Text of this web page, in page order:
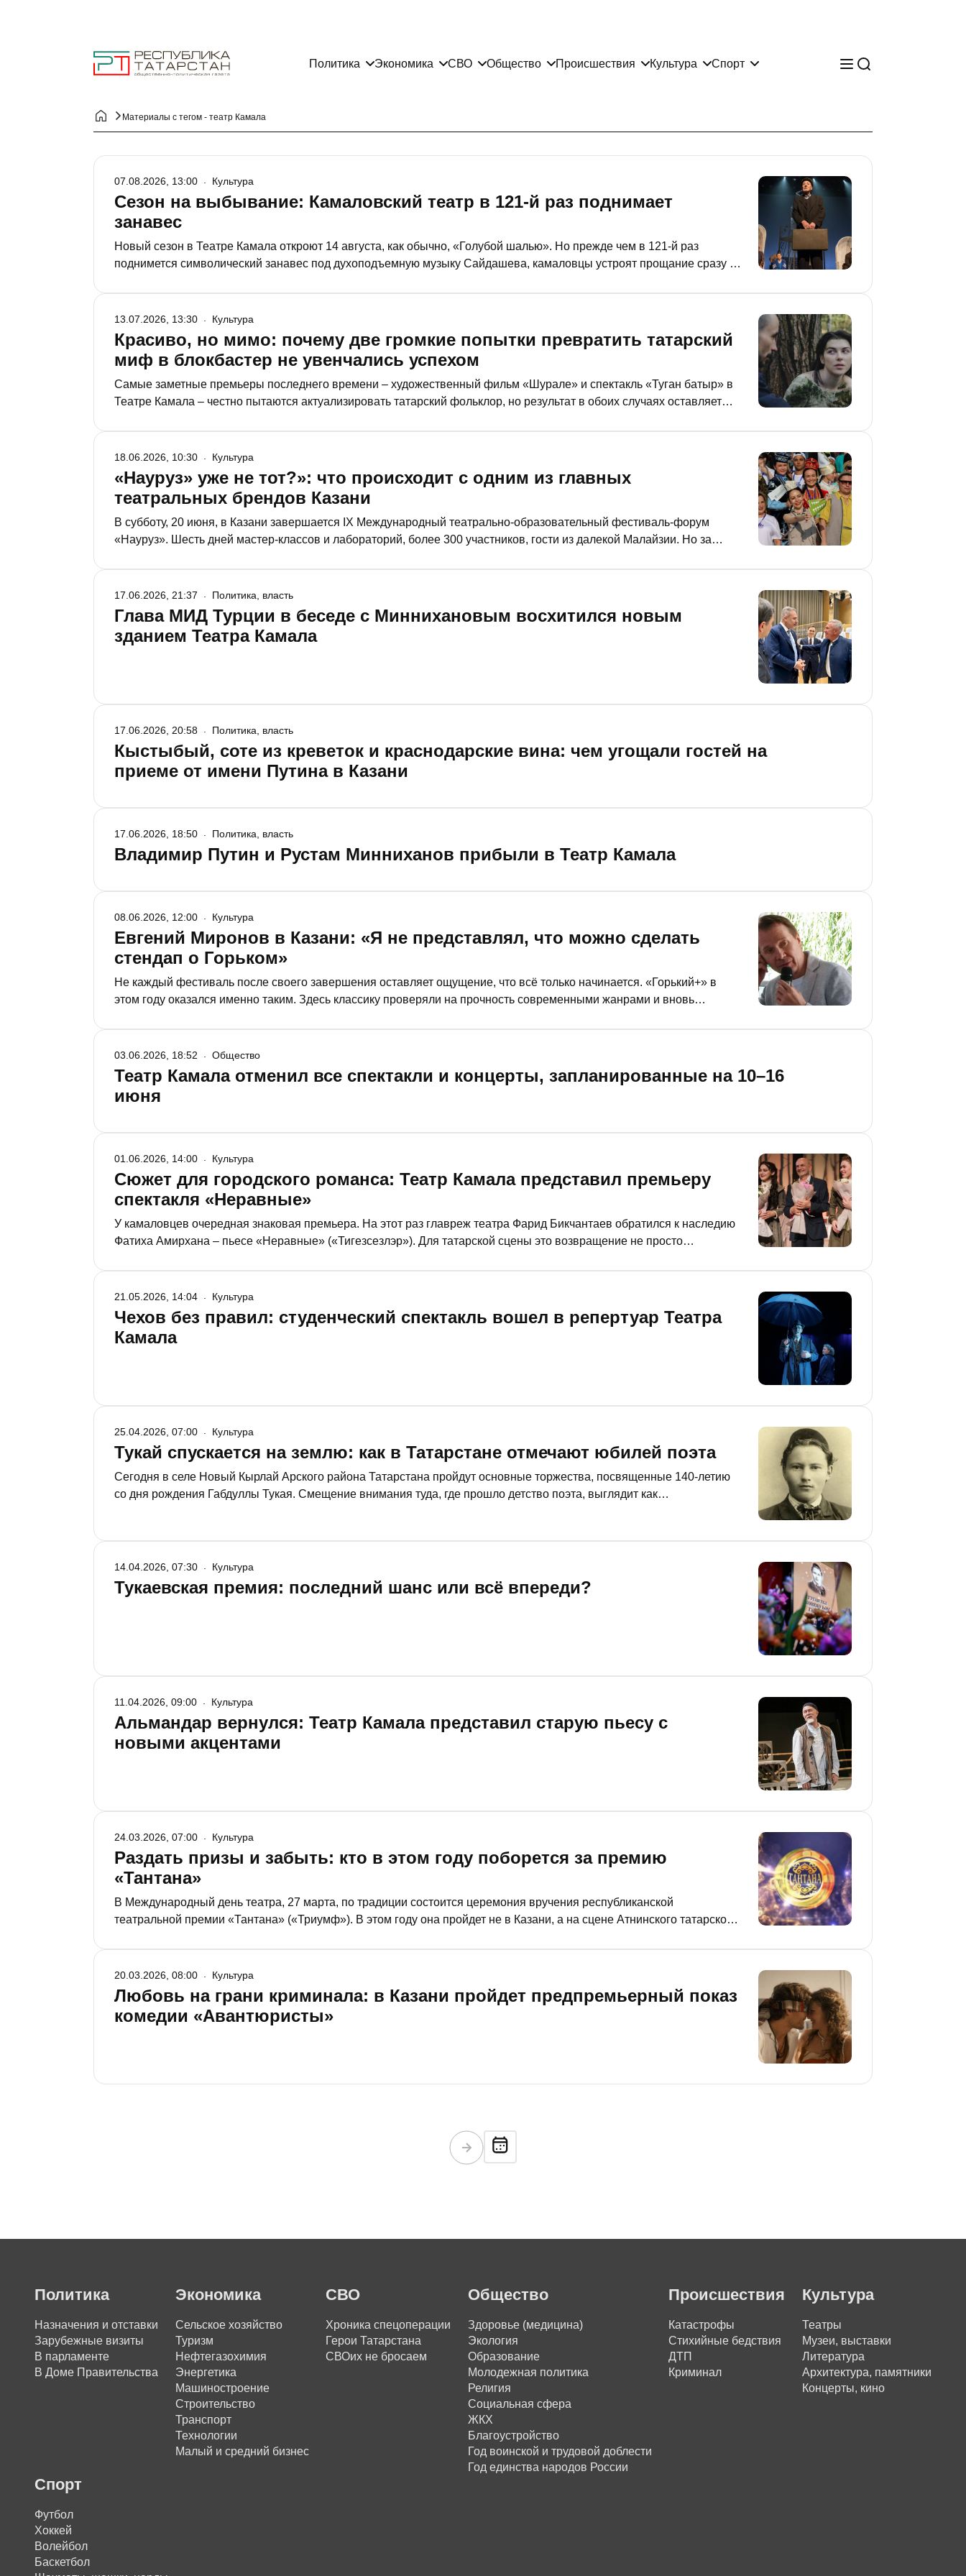
Политика Экономика СВО Общество Происшествия Культура Спорт
Материалы с тегом - театр Камала
Сезон на выбывание: Камаловский театр в 121-й раз поднимает
занавес
Новый сезон в Теат­ре Камала откроют 14 августа, как обычно, «Голубой шалью». Но преж­де чем в 121-й раз
поднимется символический занавес под духоподъемную музыку Сайдашева, камаловцы устроят прощание сразу с
07.08.2026, 13:00 Культура
Красиво, но мимо: почему две громкие попытки превратить татарский
миф в блокбастер не увенчались успехом
Самые заметные премьеры последнего времени – художественный фильм «Шурале» и спектакль «Туган батыр» в
Театре Камала – честно пытаются актуализировать татарский фольклор, но результат в обоих случаях оставляет
13.07.2026, 13:30 Культура
«Науруз» уже не тот?»: что происходит с одним из главных
театральных брендов Казани
В субботу, 20 июня, в Казани завершается IX Международный театрально-образовательный фестиваль-форум
«Науруз». Шесть дней мастер-классов и лабораторий, более 300 участников, гости из далекой Малайзии. Но за
некогда форум превращается в курсы повышения квалификации, – в материале «РТ».
18.06.2026, 10:30 Культура
Глава МИД Турции в беседе с Миннихановым восхитился новым
зданием Театра Камала
17.06.2026, 21:37 Политика, власть
Кыстыбый, соте из креветок и краснодарские вина: чем угощали гостей на
приеме от имени Путина в Казани
17.06.2026, 20:58 Политика, власть
Владимир Путин и Рустам Минниханов прибыли в Театр Камала
17.06.2026, 18:50 Политика, власть
Евгений Миронов в Казани: «Я не представлял, что можно сделать
стендап о Горьком»
Не каждый фестиваль после своего завершения оставляет ощущение, что всё только начинается. «Горький+» в
этом году оказался именно таким. Здесь классику проверяли на прочность современными жанрами и вновь
08.06.2026, 12:00 Культура
Театр Камала отменил все спектакли и концерты, запланированные на 10–16
июня
03.06.2026, 18:52 Общество
Сюжет для городского романса: Театр Камала представил премьеру
спектакля «Неравные»
У камаловцев очередная знаковая премьера. На этот раз главреж театра Фарид Бикчантаев обратился к наследию
Фатиха Амирхана – пьесе «Неравные» («Тигезсезлэр»). Для татарской сцены это возвращение не просто
01.06.2026, 14:00 Культура
Чехов без правил: студенческий спектакль вошел в репертуар Театра
Камала
21.05.2026, 14:04 Культура
Тукай спускается на землю: как в Татарстане отмечают юбилей поэта
Сегодня в селе Новый Кырлай Арского района Татарстана пройдут основные торжества, посвященные 140-летию
со дня рождения Габдуллы Тукая. Смещение внимания туда, где прошло детство поэта, выглядит как
25.04.2026, 07:00 Культура
Тукаевская премия: последний шанс или всё впереди?
14.04.2026, 07:30 Культура
Альмандар вернулся: Театр Камала представил старую пьесу с
новыми акцентами
11.04.2026, 09:00 Культура
Раздать призы и забыть: кто в этом году поборется за премию
«Тантана»
В Международный день театра, 27 марта, по традиции состоится церемония вручения республиканской
театральной премии «Тантана» («Триумф»). В этом году она пройдет не в Казани, а на сцене Атнинского татарского
24.03.2026, 07:00 Культура
Любовь на грани криминала: в Казани пройдет предпремьерный показ
комедии «Авантюристы»
20.03.2026, 08:00 Культура
Политика
Назначения и отставки
Зарубежные визиты
В парламенте
В Доме Правительства
Экономика
Сельское хозяйство
Туризм
Нефтегазохимия
Энергетика
Машиностроение
Строительство
Транспорт
Технологии
Малый и средний бизнес
СВО
Хроника спецоперации
Герои Татарстана
СВОих не бросаем
Общество
Здоровье (медицина)
Экология
Образование
Молодежная политика
Религия
Социальная сфера
ЖКХ
Благоустройство
Год воинской и трудовой доблести
Год единства народов России
Происшествия
Катастрофы
Стихийные бедствия
ДТП
Криминал
Культура
Театры
Музеи, выставки
Литература
Архитектура, памятники
Концерты, кино
Спорт
Футбол
Хоккей
Волейбол
Баскетбол